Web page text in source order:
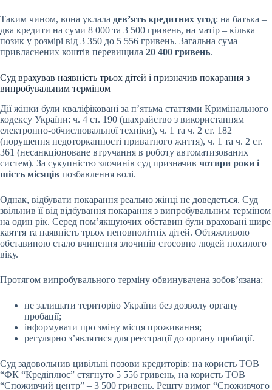
Таким чином, вона уклала дев’ять кредитних угод: на батька –
два кредити на суми 8 000 та 3 500 гривень, на матір – кілька
позик у розмірі від 3 350 до 5 556 гривень. Загальна сума
привласнених коштів перевищила 20 400 гривень.
Суд врахував наявність трьох дітей і призначив покарання з
випробувальним терміном
Дії жінки були кваліфіковані за п’ятьма статтями Кримінального
кодексу України: ч. 4 ст. 190 (шахрайство з використанням
електронно-обчислювальної техніки), ч. 1 та ч. 2 ст. 182
(порушення недоторканності приватного життя), ч. 1 та ч. 2 ст.
361 (несанкціоноване втручання в роботу автоматизованих
систем). За сукупністю злочинів суд призначив чотири роки і
шість місяців позбавлення волі.
Однак, відбувати покарання реально жінці не доведеться. Суд
звільнив її від відбування покарання з випробувальним терміном
на один рік. Серед пом’якшуючих обставин були враховані щире
каяття та наявність трьох неповнолітніх дітей. Обтяжливою
обставиною стало вчинення злочинів стосовно людей похилого
віку.
Протягом випробувального терміну обвинувачена зобов’язана:
не залишати територію України без дозволу органу
пробації;
інформувати про зміну місця проживання;
регулярно з’являтися для реєстрації до органу пробації.
Суд задовольнив цивільні позови кредиторів: на користь ТОВ
“ФК “Кредіплюс” стягнуто 5 556 гривень, на користь ТОВ
“Споживчий центр” – 3 500 гривень. Решту вимог “Споживчого